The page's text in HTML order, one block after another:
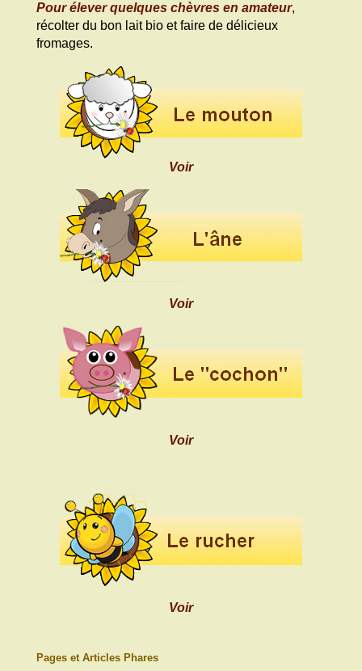
Pour élever quelques chèvres en amateur,
récolter du bon lait bio et faire de délicieux
fromages.
Voir
Voir
Voir
Voir
Pages et Articles Phares